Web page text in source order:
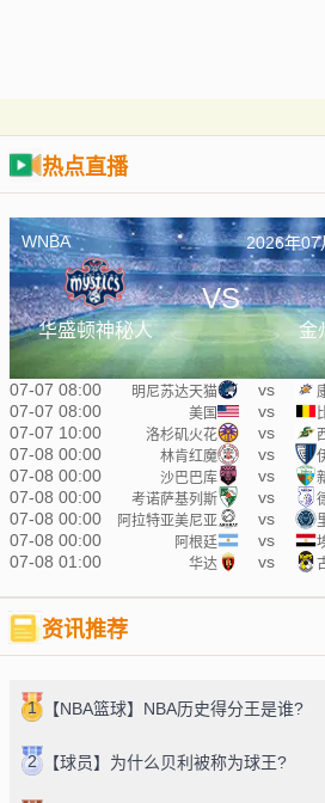
热点直播
WNBA 2026年07
华盛顿神秘人
VS
金
07-07 08:00 明尼苏达天猫 vs
07-07 08:00 美国 vs
07-07 10:00 洛杉矶火花 vs
07-08 00:00 林肯红魔 vs
07-08 00:00 沙巴巴库 vs
07-08 00:00 考诺萨基列斯 vs
07-08 00:00 阿拉特亚美尼亚 vs
07-08 00:00 阿根廷 vs
07-08 01:00 华达 vs
资讯推荐
1 【NBA篮球】NBA历史得分王是谁?
2 【球员】为什么贝利被称为球王?